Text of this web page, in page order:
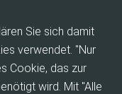
Sie sich damit
verwendet. "Nur
Cookie, das zur
wird. Mit "Alle